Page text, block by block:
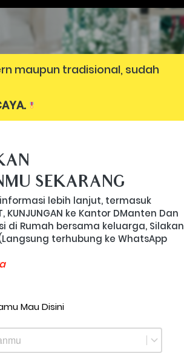
maupun tradisional, sudah
SEKARANG
lebih lanjut, termasuk
KUNJUNGAN ke Kantor DManten Dan
di Rumah bersama keluarga, Silakan
terhubung ke WhatsApp
Mau Disini